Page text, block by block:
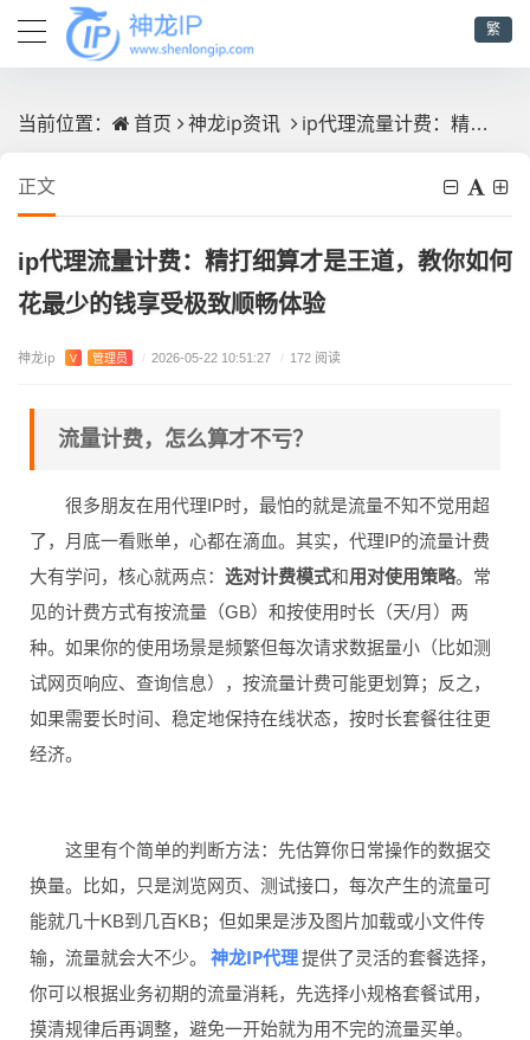
繁
当前位置： 首页 神龙ip资讯 ip代理流量计费：精打细算才是王道，教你如何花最少的钱享受极致顺畅体验
正文
ip代理流量计费：精打细算才是王道，教你如何
花最少的钱享受极致顺畅体验
神龙ip V 管理员 / 2026-05-22 10:51:27 / 172 阅读
流量计费，怎么算才不亏？
很多朋友在用代理IP时，最怕的就是流量不知不觉用超
了，月底一看账单，心都在滴血。其实，代理IP的流量计费
大有学问，核心就两点： 选对计费模式和用对使用策略。常
见的计费方式有按流量（GB）和按使用时长（天/月）两
种。如果你的使用场景是频繁但每次请求数据量小（比如测
试网页响应、查询信息），按流量计费可能更划算；反之，
如果需要长时间、稳定地保持在线状态，按时长套餐往往更
经济。
这里有个简单的判断方法：先估算你日常操作的数据交
换量。比如，只是浏览网页、测试接口，每次产生的流量可
能就几十KB到几百KB；但如果是涉及图片加载或小文件传
输，流量就会大不少。
神龙IP代理提供了灵活的套餐选择，
你可以根据业务初期的流量消耗，先选择小规格套餐试用，
摸清规律后再调整，避免一开始就为用不完的流量买单。